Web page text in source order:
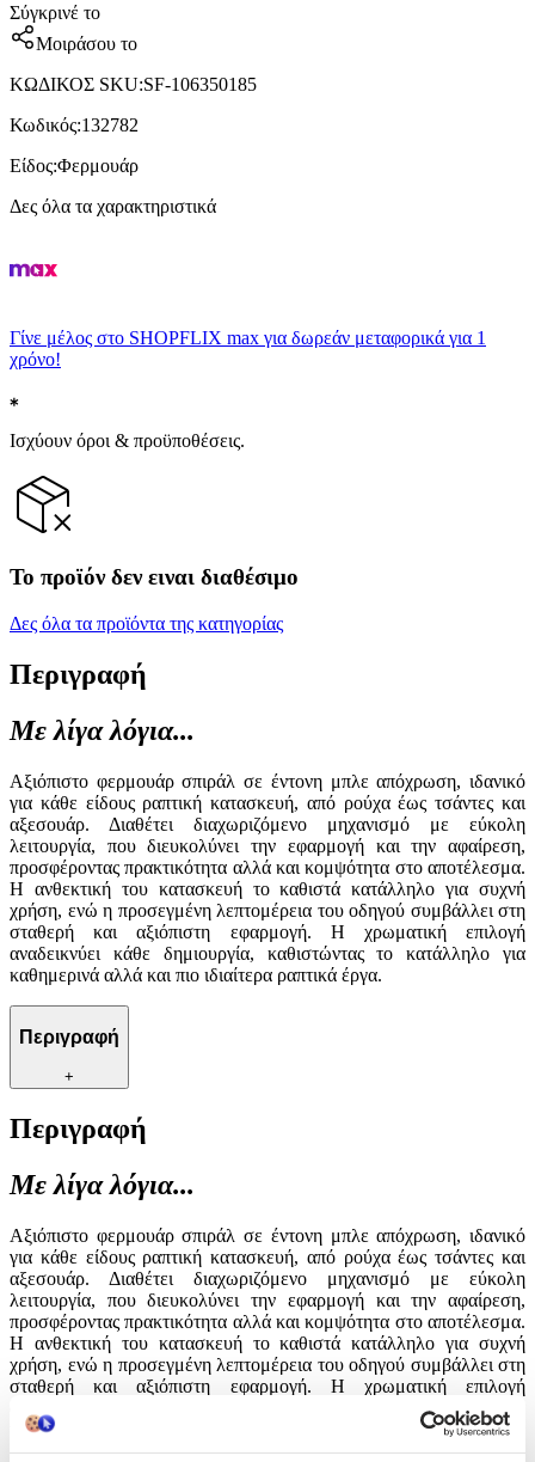
Σύγκρινέ το
Μοιράσου το
ΚΩΔΙΚΟΣ SKU:SF-106350185
Κωδικός:132782
Είδος:Φερμουάρ
Δες όλα τα χαρακτηριστικά
Γίνε μέλος στο SHOPFLIX max για δωρεάν μεταφορικά για 1
χρόνο!
Ισχύουν όροι & προϋποθέσεις.
Το προϊόν δεν ειναι διαθέσιμο
Δες όλα τα προϊόντα της κατηγορίας
Περιγραφή
Με λίγα λόγια...
Αξιόπιστο φερμουάρ σπιράλ σε έντονη μπλε απόχρωση, ιδανικό
για κάθε είδους ραπτική κατασκευή, από ρούχα έως τσάντες και
αξεσουάρ. Διαθέτει διαχωριζόμενο μηχανισμό με εύκολη
λειτουργία, που διευκολύνει την εφαρμογή και την αφαίρεση,
προσφέροντας πρακτικότητα αλλά και κομψότητα στο αποτέλεσμα.
Η ανθεκτική του κατασκευή το καθιστά κατάλληλο για συχνή
χρήση, ενώ η προσεγμένη λεπτομέρεια του οδηγού συμβάλλει στη
σταθερή και αξιόπιστη εφαρμογή. Η χρωματική επιλογή
αναδεικνύει κάθε δημιουργία, καθιστώντας το κατάλληλο για
καθημερινά αλλά και πιο ιδιαίτερα ραπτικά έργα.
Περιγραφή
+
Περιγραφή
Με λίγα λόγια...
Αξιόπιστο φερμουάρ σπιράλ σε έντονη μπλε απόχρωση, ιδανικό
για κάθε είδους ραπτική κατασκευή, από ρούχα έως τσάντες και
αξεσουάρ. Διαθέτει διαχωριζόμενο μηχανισμό με εύκολη
λειτουργία, που διευκολύνει την εφαρμογή και την αφαίρεση,
προσφέροντας πρακτικότητα αλλά και κομψότητα στο αποτέλεσμα.
Η ανθεκτική του κατασκευή το καθιστά κατάλληλο για συχνή
χρήση, ενώ η προσεγμένη λεπτομέρεια του οδηγού συμβάλλει στη
σταθερή και αξιόπιστη εφαρμογή. Η χρωματική επιλογή
αναδεικνύει κάθε δημιουργία, καθιστώντας το κατάλληλο για
καθημερινά αλλά και πιο ιδιαίτερα ραπτικά έργα.